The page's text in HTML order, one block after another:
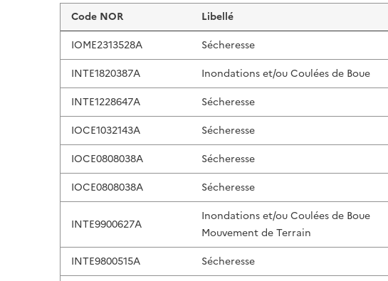
Liste de résultats
Code NOR Libellé
IOME2313528A
Sécheresse
INTE1820387A
Inondations et/ou Coulées de Boue
INTE1228647A
Sécheresse
IOCE1032143A
Sécheresse
IOCE0808038A
Sécheresse
IOCE0808038A
Sécheresse
INTE9900627A
Inondations et/ou Coulées de Boue
Mouvement de Terrain
INTE9800515A Sécheresse